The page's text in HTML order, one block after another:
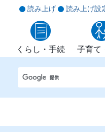
読み上げ 読み上げ設
くらし・手続 子育て